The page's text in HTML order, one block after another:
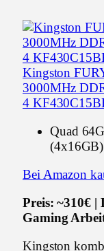
Kingston
3000MHz
4
Quad
(4x16GB)
Bei Amazon
Preis: ~310€ |
Gaming
Kingston